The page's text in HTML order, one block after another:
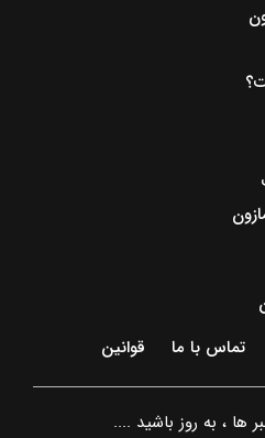
تماس با ما قوانین
ها ، به روز باشید ....